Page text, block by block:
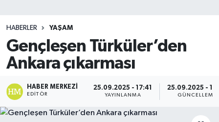
HABERLER YAŞAM
Gençleşen Türküler’den
Ankara çıkarması
HABER MERKEZI
EDITÖR
25.09.2025 - 17:41
YAYINLANMA
25.09.2025 -
GÜNCELLEME
Teknoloji
TRABZON
TRABZONSPOR
Yaşam